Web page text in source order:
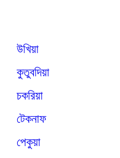
উখিয়া
কুতুবদিয়া
চকরিয়া
টেকনাফ
পেকুয়া